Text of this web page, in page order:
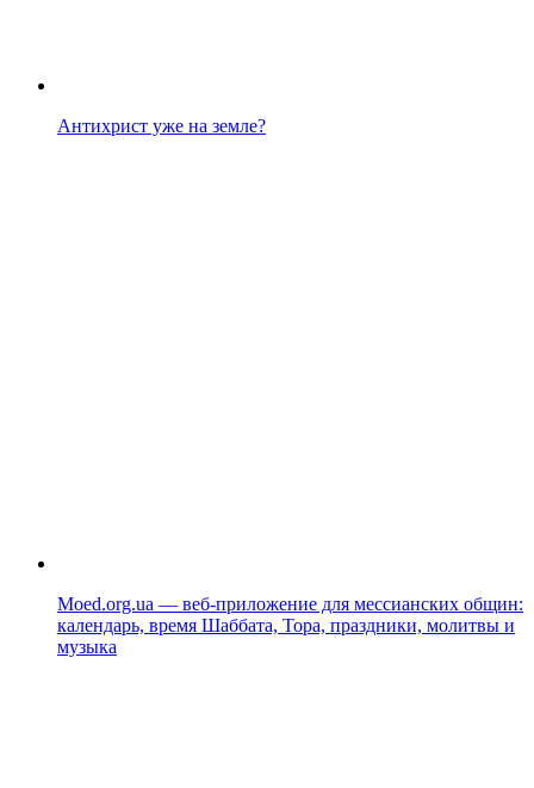
Антихрист уже на земле?
Moed.org.ua — веб-приложение для мессианских общин:
календарь, время Шаббата, Тора, праздники, молитвы и
музыка